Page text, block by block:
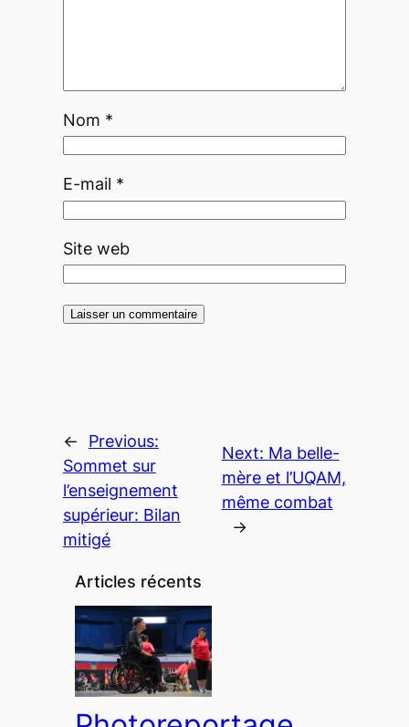
Nom *
E-mail *
Site web
←
Previous:
Sommet sur
l’enseignement
supérieur: Bilan
mitigé
Next: Ma belle-
mère et l’UQAM,
même combat
→
Articles récents